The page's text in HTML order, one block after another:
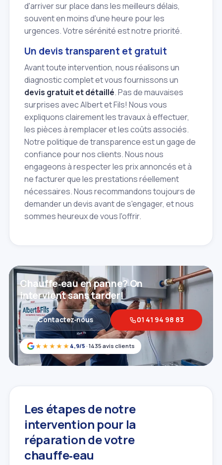
d'arriver sur place dans les meilleurs délais,
souvent en moins d'une heure pour les
urgences. Votre sérénité est notre priorité.
Un devis transparent et gratuit
Avant toute intervention, nous réalisons un
diagnostic complet et vous fournissons un
devis gratuit et détaillé. Pas de mauvaises
surprises avec Albert et Fils! Nous vous
expliquons clairement les travaux à effectuer,
les pièces à remplacer et les coûts associés.
Notre politique de transparence est un gage de
confiance pour nos clients. Nous nous
engageons à respecter les prix annoncés et à
ne facturer que les prestations réellement
nécessaires. Nous recommandons toujours de
demander un devis avant de s'engager, et nous
sommes heureux de vous l'offrir.
★★★★★ 4,9/5 · 1435 avis clients
Chauffe‑eau en panne? On
intervient sans tarder!
Contactez‑nous 01 41 94 98 83
Les étapes de notre
intervention pour la
réparation de votre
chauffe‑eau